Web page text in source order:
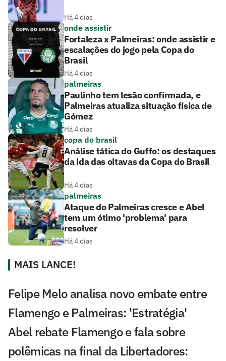
Há 4 dias
onde assistir
Fortaleza x Palmeiras: onde assistir e
escalações do jogo pela Copa do
Brasil
Há 4 dias
palmeiras
Paulinho tem lesão confirmada, e
Palmeiras atualiza situação física de
Gómez
Há 4 dias
copa do brasil
Análise tática do Guffo: os destaques
da ida das oitavas da Copa do Brasil
Há 4 dias
palmeiras
Ataque do Palmeiras cresce e Abel
tem um ótimo 'problema' para
resolver
Há 4 dias
MAIS LANCE!
Felipe Melo analisa novo embate entre
Flamengo e Palmeiras: 'Estratégia'
Abel rebate Flamengo e fala sobre
polêmicas na final da Libertadores: